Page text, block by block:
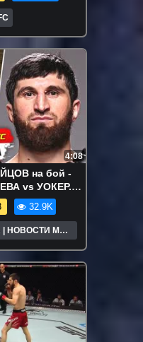
4:08
на бой -
vs УОКЕР.
32.9K
MMA